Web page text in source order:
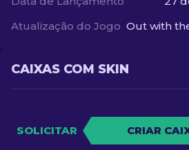
Atualização do Jogo Out with
CAIXAS COM SKIN
SOLICITAR CRIAR